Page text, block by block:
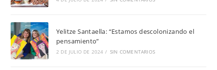
Yelitze Santaella: “Estamos descolonizando el
pensamiento”
2 DE JULIO DE 2024 / SIN COMENTARIOS